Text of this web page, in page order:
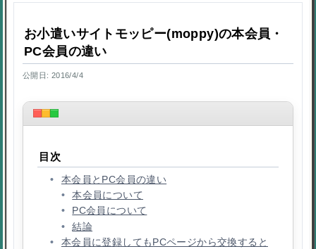
お小遣いサイトモッピー(moppy)の本会員・
PC会員の違い
公開日: 2016/4/4
目次
本会員とPC会員の違い
本会員について
PC会員について
結論
本会員に登録してもPCページから交換すると